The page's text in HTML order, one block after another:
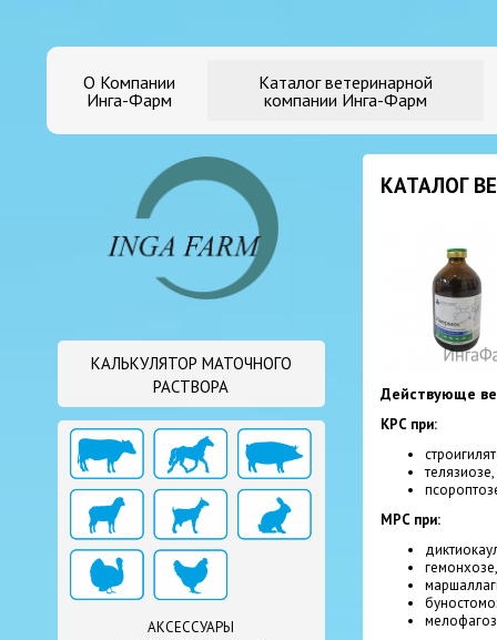
О Компании
Инга-Фарм
Каталог ветеринарной
компании Инга-Фарм
КАЛЬКУЛЯТОР МАТОЧНОГО
РАСТВОРА
АКСЕССУАРЫ
КАТАЛОГ
Действующе
КРС при:
МРС при: